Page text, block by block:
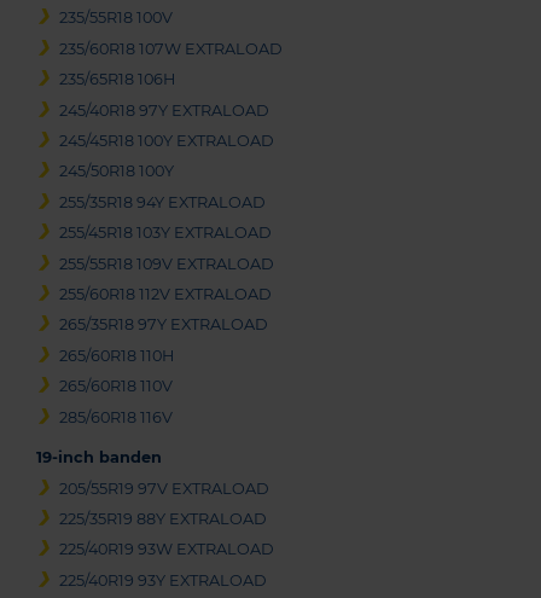
235/55R18 100V
235/60R18 107W EXTRALOAD
235/65R18 106H
245/40R18 97Y EXTRALOAD
245/45R18 100Y EXTRALOAD
245/50R18 100Y
255/35R18 94Y EXTRALOAD
255/45R18 103Y EXTRALOAD
255/55R18 109V EXTRALOAD
255/60R18 112V EXTRALOAD
265/35R18 97Y EXTRALOAD
265/60R18 110H
265/60R18 110V
285/60R18 116V
19-inch banden
205/55R19 97V EXTRALOAD
225/35R19 88Y EXTRALOAD
225/40R19 93W EXTRALOAD
225/40R19 93Y EXTRALOAD